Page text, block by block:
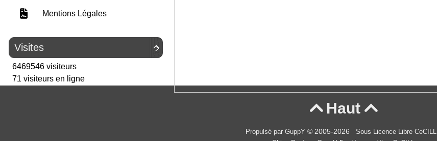
Mentions Légales

Visites
6469546 visiteurs
71 visiteurs en ligne
Haut 
Propulsé par GuppY © 2005-2026
Sous Licence Libre CeCILL